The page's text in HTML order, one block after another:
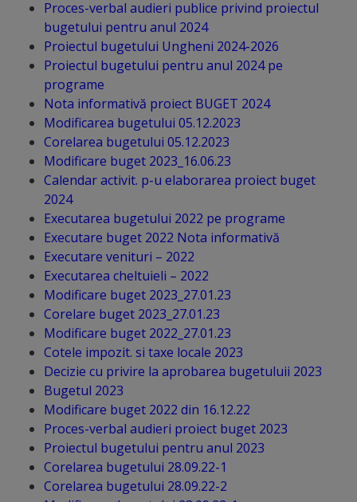
titlului
„Merite
pentru
Ungheni”
Diplome
de
Excelență
Ungheniul
turistic
Obiective
turistice
Sculpturi
(harta
sculpturilor)
Monumente
Proces-verbal audieri publice privind proiectul
bugetului pentru anul 2024
Proiectul bugetului Ungheni 2024-2026
Proiectul bugetului pentru anul 2024 pe
programe
Nota informativă proiect BUGET 2024
Modificarea bugetului 05.12.2023
Corelarea bugetului 05.12.2023
Modificare buget 2023_16.06.23
Calendar activit. p-u elaborarea proiect buget
2024
Executarea bugetului 2022 pe programe
Executare buget 2022 Nota informativă
Executare venituri – 2022
Executarea cheltuieli – 2022
Modificare buget 2023_27.01.23
Corelare buget 2023_27.01.23
Modificare buget 2022_27.01.23
Cotele impozit. si taxe locale 2023
Decizie cu privire la aprobarea bugetuluii 2023
Bugetul 2023
Modificare buget 2022 din 16.12.22
Proces-verbal audieri proiect buget 2023
Proiectul bugetului pentru anul 2023
Corelarea bugetului 28.09.22-1
Corelarea bugetului 28.09.22-2